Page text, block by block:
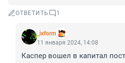
ОТВЕТИТЬ 1
_ixform
11 января 2024, 14:08
Каспер вошел в капитал